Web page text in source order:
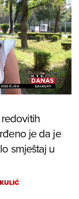
je da je
smještaj u